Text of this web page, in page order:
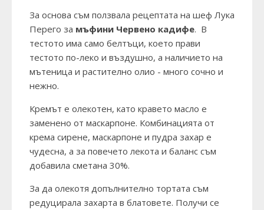
За основа съм ползвала рецептата на шеф Лука
Перего за мъфини Червено кадифе. В
тестото има само белтъци, което прави
тестото по-леко и въздушно, а наличието на
мътеница и растително олио - много сочно и
нежно.
Кремът е олекотен, като кравето масло е
заменено от маскарпоне. Комбинацията от
крема сирене, маскарпоне и пудра захар е
чудесна, а за повечето лекота и баланс съм
добавила сметана 30%.
За да олекотя допълнително тортата съм
редуцирала захарта в блатовете. Получи се